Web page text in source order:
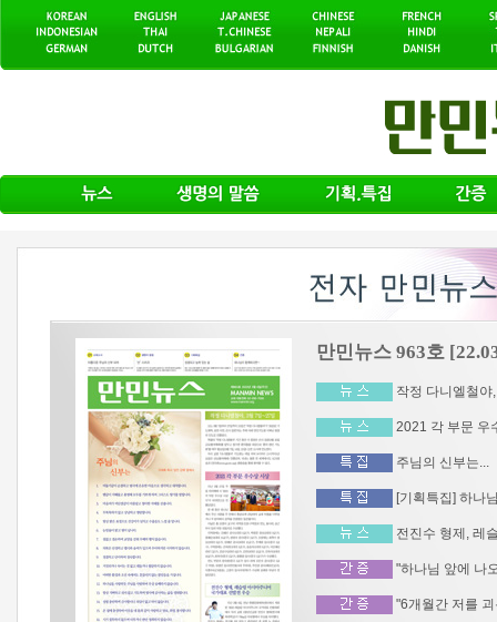
만민뉴스 963호
작정 다니엘철
2021 각 부문 우
주님의 신부는...
[기획특집] 하나
전진수 형제, 레
"하나님 앞에 나
"6개월간 저를